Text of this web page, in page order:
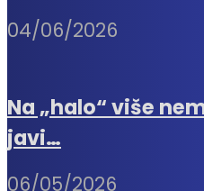
04/06/2026
Na „halo“ više
javi…
06/05/2026